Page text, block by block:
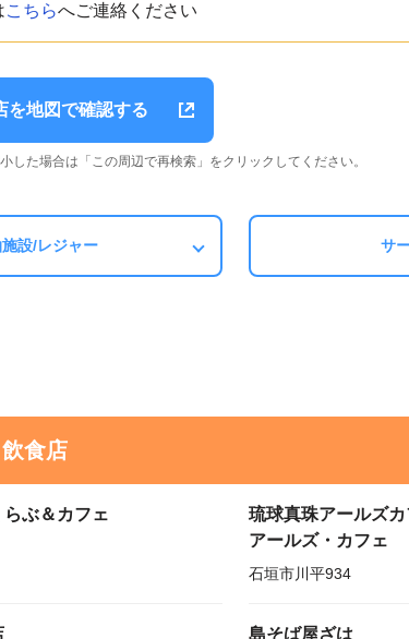
こちらへご連絡ください
を地図で確認する
た場合は「この周辺で再検索」をクリックしてください。
設/レジャー サ
飲食店
ぶ＆カフェ
琉球真珠アールズカ
アールズ・カフェ
石垣市川平934
島そば屋ざは